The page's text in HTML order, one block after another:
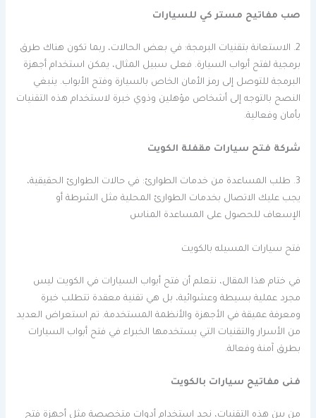
صب مفاتيح مستر كي للسيارات
2. الاستعانة بتقنيات البرمجة: في بعض الحالات، ربما تكون هناك طرق
برمجية لفتح أبواب السيارة. فعلى سبيل المثال، يمكن استخدام أجهزة
البرمجة للتوصل إلى رمز الأمان الخاص بالسيارة وفتح الأبواب. ينبغي
النصح بالتوجه إلى أشخاص مؤهلين وذوي خبرة لاستخدام هذه التقنيات
بأمان وفعالية.
شركة فتح سيارات مقفلة الكويت
3. طلب المساعدة من خدمات الطوارئ: في حالات الطوارئ الحقيقية،
يجب عليك الاتصال بخدمات الطوارئ المحلية مثل الشرطة أو
الإسعاف للحصول على المساعدة المناس
فتح سيارات المسيله بالكويت
في ختام هذا المقال، نتعلم أن فتح أبواب السيارات في الكويت ليس
مجرد عملية بسيطة وعشوائية، بل هي تقنية معقدة تتطلب خبرة
ومعرفة عميقة في الأجهزة والأنظمة المستخدمة. تم استعراض العديد
من الأسرار والتقنيات التي يستخدمها الخبراء في فتح أبواب السيارات
بطرق آمنة وفعالة.
فنى مفاتيح سيارات بالكويت
من بين هذه التقنيات، نجد استخدام أدوات متخصصة مثل أجهزة فتح